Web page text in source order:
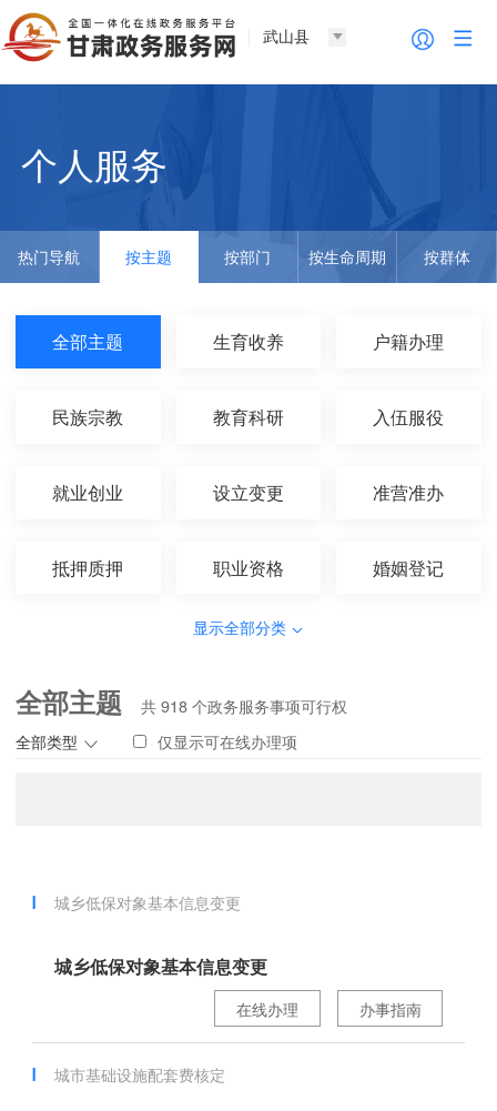
武山县
个人服务
热门导航 按主题 按部门 按生命周期 按群体
全部主题 生育收养 户籍办理
民族宗教 教育科研 入伍服役
就业创业 设立变更 准营准办
抵押质押 职业资格 婚姻登记
显示全部分类
全部主题
全部类型
共918 个政务服务事项可行权
仅显示可在线办理项
城乡低保对象基本信息变更
城乡低保对象基本信息变更
办事指南
在线办理
城市基础设施配套费核定